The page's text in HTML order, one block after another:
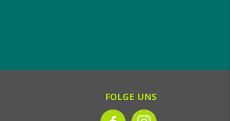
FOLGE UNS